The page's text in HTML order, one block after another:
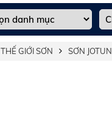
THẾ GIỚI SƠN SƠN JOTUN